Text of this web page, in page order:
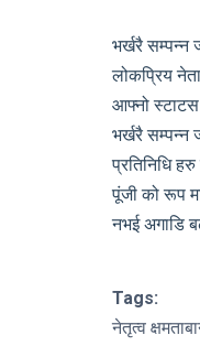
भर्खरै सम्पन्न
लोकप्रिय
आफ्नो
भर्खरै सम्पन्न
प्रतिनिधि
पूंजी को रूप
नभई अगाडि
Tags:
नेतृत्व